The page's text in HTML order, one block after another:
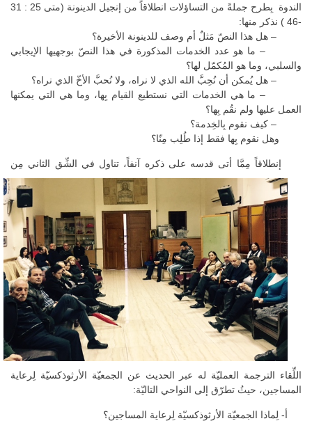
الندوة بِطرح جملةً من التساؤلات انطلاقاً من إنجيل الدينونة (متى 25 : 31
-46 ) نذكر منها:
– هل هذا النصّ مَثلٌ أم وصف للدينونة الأخيرة؟
– ما هو عدد الخدمات المذكورة في هذا النصّ بوجهيها الإيجابي
والسلبي، وما هو المُكمّل لها؟
– هل يُمكن أن نُحِبَّ الله الذي لا نراه، ولا نُحبَّ الأخّ الذي نراه؟
– ما هي الخدمات التي نستطيع القيام بِها، وما هي التي يمكنها
العمل عليها ولم نقُم بِها؟
– كيف نقوم بِالخِدمة؟
وهل نقوم بِها فقط إذا طُلِب مِنّا؟
إنطلاقاً مِمَّا أتى قدسه على ذكره آنفاً، تناول في الشِّق الثاني مِن
اللِّقاء الترجمة العمليّة له عبر الحديث عن الجمعيّة الأرثوذكسيّة لِرعاية
المساجين، حيثُ تطرّق إلى النواحي التاليّة:
أ- لِماذا الجمعيّة الأرثوذكسيّة لِرعاية المساجين؟